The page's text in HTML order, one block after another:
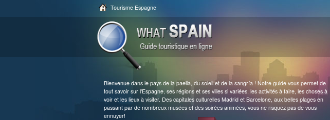
Tourisme Espagne
Bienvenue dans le pays de la paella, du soleil et de la sangría ! Notre guide vous permet de
tout savoir sur l'Espagne, ses régions et ses villes si variées, les activités à faire, les choses à
voir et les lieux à visiter. Des capitales culturelles Madrid et Barcelone, aux belles plages en
passant par de nombreux musées et des soirées animées, vous ne risquez pas de vous
ennuyer!